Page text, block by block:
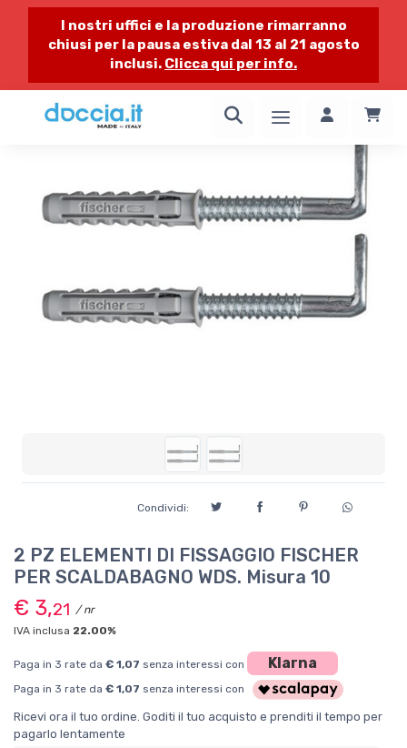
I nostri uffici e la produzione rimarranno
chiusi per la pausa estiva dal 13 al 21 agosto
inclusi. Clicca qui per info.
Condividi:
2 PZ ELEMENTI DI FISSAGGIO FISCHER
PER SCALDABAGNO WDS. Misura 10
€ 3,21 / nr
IVA inclusa 22.00%
Paga in 3 rate da € 1,07 senza interessi con Klarna
Paga in 3 rate da € 1,07 senza interessi con
Ricevi ora il tuo ordine. Goditi il tuo acquisto e prenditi il tempo per
pagarlo lentamente